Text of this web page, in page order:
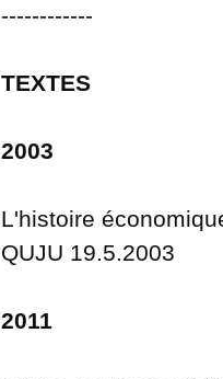
------------
TEXTES
2003
L'histoire
QUJU 19.5.2003
2011